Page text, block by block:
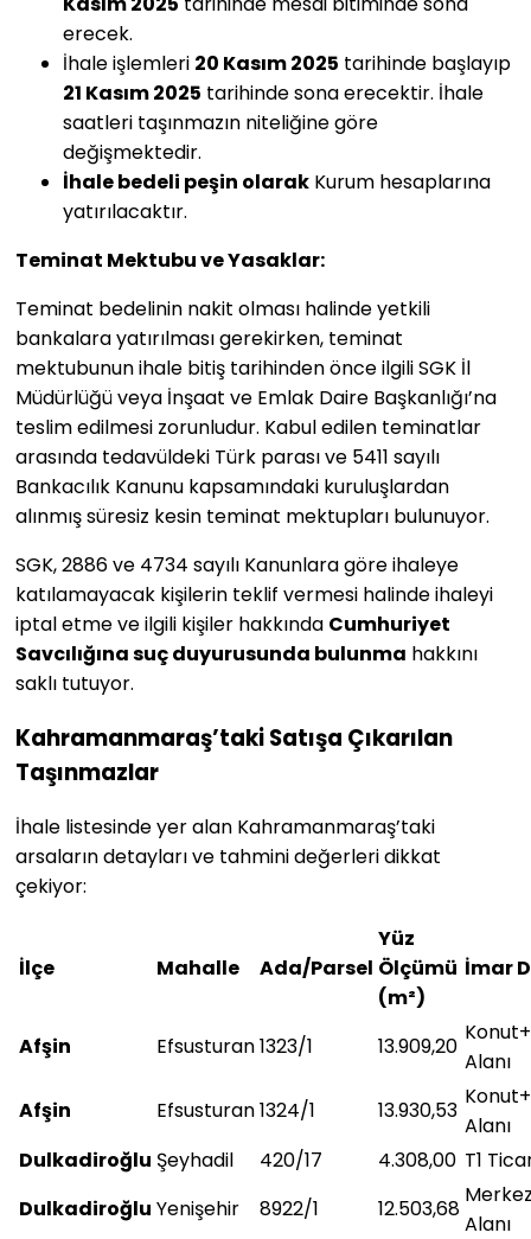
erecek.
İhale işlemleri 20 Kasım 2025 tarihinde başlayıp
21 Kasım 2025 tarihinde sona erecektir. İhale
saatleri taşınmazın niteliğine göre
değişmektedir.
İhale bedeli peşin olarak Kurum hesaplarına
yatırılacaktır.
Teminat Mektubu ve Yasaklar:
Teminat bedelinin nakit olması halinde yetkili
bankalara yatırılması gerekirken, teminat
mektubunun ihale bitiş tarihinden önce ilgili SGK İl
Müdürlüğü veya İnşaat ve Emlak Daire Başkanlığı’na
teslim edilmesi zorunludur. Kabul edilen teminatlar
arasında tedavüldeki Türk parası ve 5411 sayılı
Bankacılık Kanunu kapsamındaki kuruluşlardan
alınmış süresiz kesin teminat mektupları bulunuyor.
SGK, 2886 ve 4734 sayılı Kanunlara göre ihaleye
katılamayacak kişilerin teklif vermesi halinde ihaleyi
iptal etme ve ilgili kişiler hakkında Cumhuriyet
Savcılığına suç duyurusunda bulunma hakkını
saklı tutuyor.
Kahramanmaraş’taki Satışa Çıkarılan
Taşınmazlar
İhale listesinde yer alan Kahramanmaraş’taki
arsaların detayları ve tahmini değerleri dikkat
çekiyor:
İlçe Mahalle Ada/Parsel
Yüz
Ölçümü
(m²)
İmar
Afşin Efsusturan1323/1 13.909,20
Alanı
Afşin
Efsusturan1324/1 13.930,53
Alanı
Dulkadiroğlu Şeyhadil 420/17 4.308,00 T1
Dulkadiroğlu Yenişehir 8922/1 12.503,68
Alanı